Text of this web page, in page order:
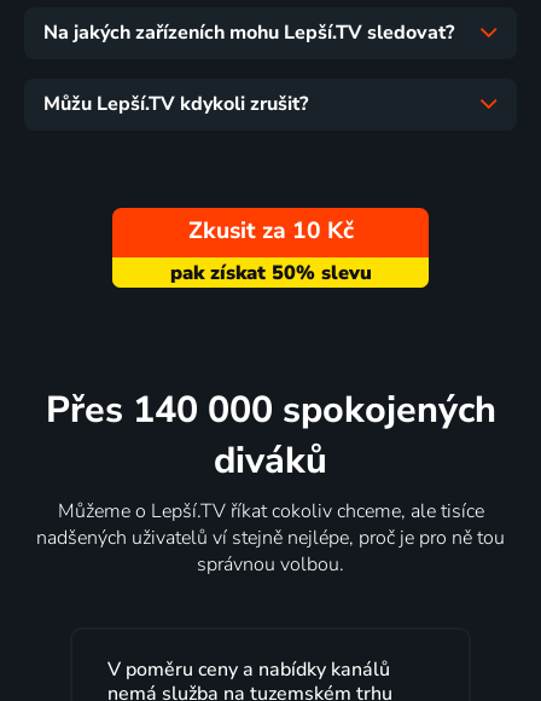
Na jakých zařízeních mohu Lepší.TV sledovat?
Můžu Lepší.TV kdykoli zrušit?
Zkusit za 10 Kč
Přes 140 000 spokojených
diváků
Můžeme o Lepší.TV říkat cokoliv chceme, ale tisíce
nadšených uživatelů ví stejně nejlépe, proč je pro ně tou
správnou volbou.
Lepší.TV sleduji už několik let s
maximální spokojeností. Velký výběr